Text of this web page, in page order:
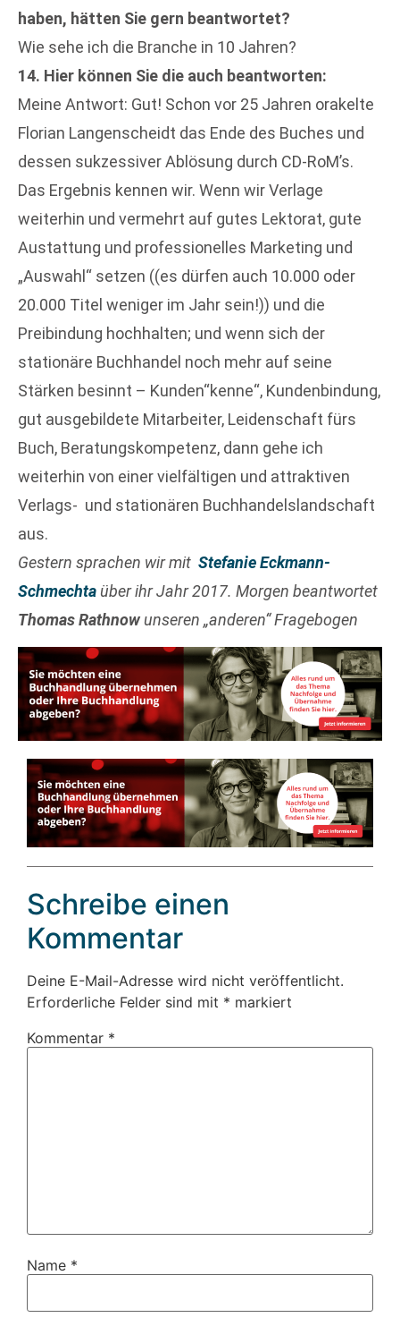
haben, hätten Sie gern beantwortet?
Wie sehe ich die Branche in 10 Jahren?
14. Hier können Sie die auch beantworten:
Meine Antwort: Gut! Schon vor 25 Jahren orakelte
Florian Langenscheidt das Ende des Buches und
dessen sukzessiver Ablösung durch CD-RoM’s.
Das Ergebnis kennen wir. Wenn wir Verlage
weiterhin und vermehrt auf gutes Lektorat, gute
Austattung und professionelles Marketing und
„Auswahl“ setzen ((es dürfen auch 10.000 oder
20.000 Titel weniger im Jahr sein!)) und die
Preibindung hochhalten; und wenn sich der
stationäre Buchhandel noch mehr auf seine
Stärken besinnt – Kunden“kenne“, Kundenbindung,
gut ausgebildete Mitarbeiter, Leidenschaft fürs
Buch, Beratungskompetenz, dann gehe ich
weiterhin von einer vielfältigen und attraktiven
Verlags- und stationären Buchhandelslandschaft
aus.
Gestern sprachen wir mit Stefanie Eckmann-
Schmechta über ihr Jahr 2017. Morgen beantwortet
Thomas Rathnowunseren „anderen“ Fragebogen
Schreibe einen
Kommentar
Deine E-Mail-Adresse wird nicht veröffentlicht.
Erforderliche Felder sind mit * markiert
Kommentar *
Name *